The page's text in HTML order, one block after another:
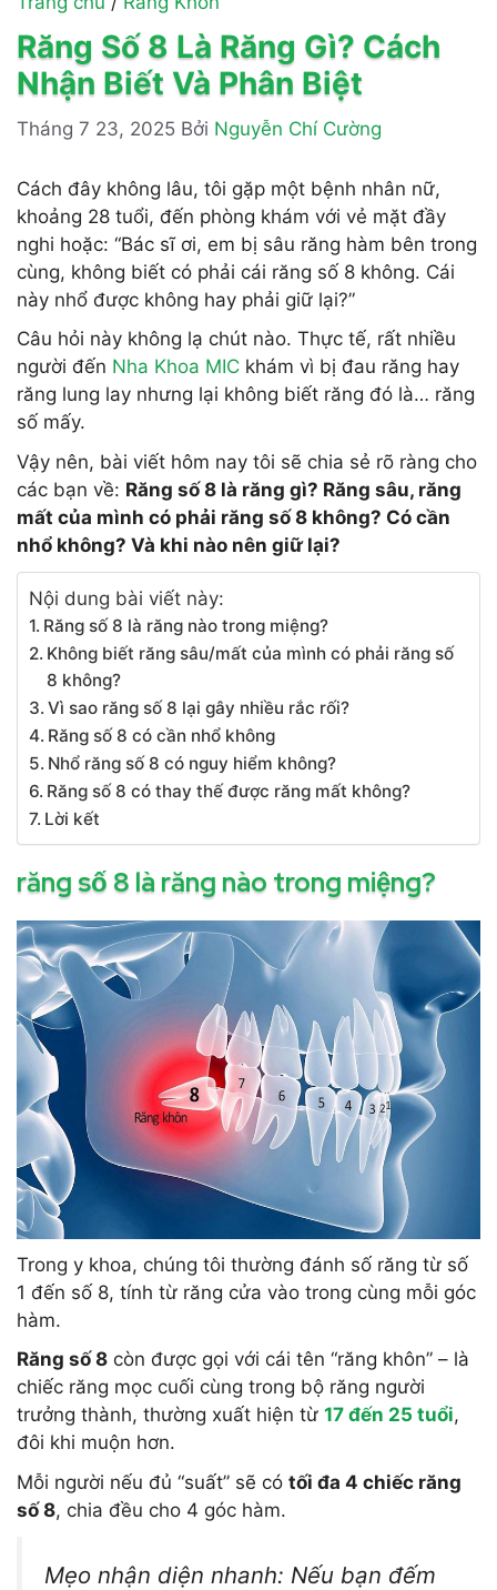
Răng Số 8 Là Răng Gì? Cách
Nhận Biết Và Phân Biệt
Tháng 7 23, 2025 Bởi Nguyễn Chí Cường
Cách đây không lâu, tôi gặp một bệnh nhân nữ,
khoảng 28 tuổi, đến phòng khám với vẻ mặt đầy
nghi hoặc: “Bác sĩ ơi, em bị sâu răng hàm bên trong
cùng, không biết có phải cái răng số 8 không. Cái
này nhổ được không hay phải giữ lại?”
Câu hỏi này không lạ chút nào. Thực tế, rất nhiều
người đến Nha Khoa MIC khám vì bị đau răng hay
răng lung lay nhưng lại không biết răng đó là… răng
số mấy.
Vậy nên, bài viết hôm nay tôi sẽ chia sẻ rõ ràng cho
các bạn về: Răng số 8 là răng gì? Răng sâu, răng
mất của mình có phải răng số 8 không? Có cần
nhổ không? Và khi nào nên giữ lại?
Nội dung bài viết này:
Răng số 8 là răng nào trong miệng?
Không biết răng sâu/mất của mình có phải răng số
8 không?
Vì sao răng số 8 lại gây nhiều rắc rối?
Răng số 8 có cần nhổ không
Nhổ răng số 8 có nguy hiểm không?
Răng số 8 có thay thế được răng mất không?
Lời kết
răng số 8 là răng nào trong miệng?
Trong y khoa, chúng tôi thường đánh số răng từ số
1 đến số 8, tính từ răng cửa vào trong cùng mỗi góc
hàm.
Răng số 8 còn được gọi với cái tên “răng khôn” – là
chiếc răng mọc cuối cùng trong bộ răng người
trưởng thành, thường xuất hiện từ 17 đến 25 tuổi,
đôi khi muộn hơn.
Mỗi người nếu đủ “suất” sẽ có tối đa 4 chiếc răng
số 8, chia đều cho 4 góc hàm.
Mẹo nhận diện nhanh: Nếu bạn đếm